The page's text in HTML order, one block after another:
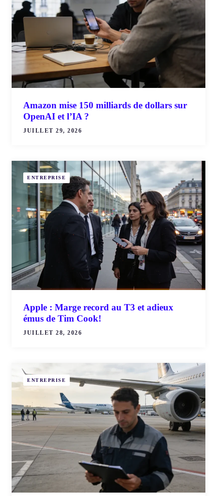
Amazon mise 150 milliards de dollars sur
OpenAI et l’IA ?
JUILLET 29, 2026
ENTREPRISE
Apple : Marge record au T3 et adieux
émus de Tim Cook!
JUILLET 28, 2026
ENTREPRISE